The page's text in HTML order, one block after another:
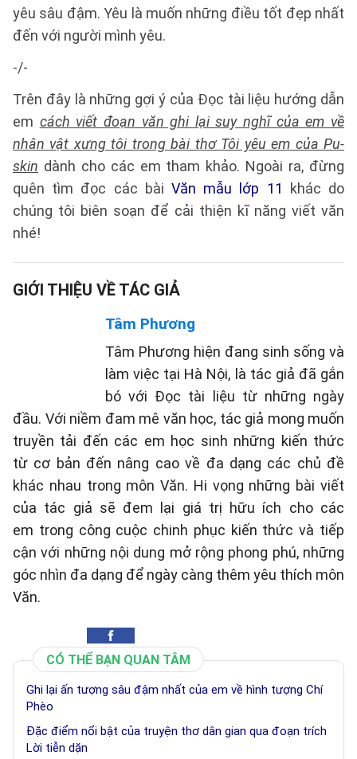
yêu sâu đậm. Yêu là muốn những điều tốt đẹp nhất
đến với người mình yêu.
-/-
Trên đây là những gợi ý của Đọc tài liệu hướng dẫn
em cách viết đoạn văn ghi lại suy nghĩ của em về
nhân vật xưng tôi trong bài thơ Tôi yêu em của Pu-
skin dành cho các em tham khảo. Ngoài ra, đừng
quên tìm đọc các bài Văn mẫu lớp 11
khác do
chúng tôi biên soạn để cải thiện kĩ năng viết văn
nhé!
GIỚI THIỆU VỀ TÁC GIẢ
Tâm Phương
Tâm Phương hiện đang sinh sống và
làm việc tại Hà Nội, là tác giả đã gắn
bó với Đọc tài liệu từ những ngày
đầu. Với niềm đam mê văn học, tác giả mong muốn
truyền tải đến các em học sinh những kiến thức
từ cơ bản đến nâng cao về đa dạng các chủ đề
khác nhau trong môn Văn. Hi vọng những bài viết
của tác giả sẽ đem lại giá trị hữu ích cho các
em trong công cuộc chinh phục kiến thức và tiếp
cận với những nội dung mở rộng phong phú, những
góc nhìn đa dạng để ngày càng thêm yêu thích môn
Văn.
CÓ THỂ BẠN QUAN TÂM
Ghi lại ấn tượng sâu đậm nhất của em về hình tượng Chí
Phèo
Đặc điểm nổi bật của truyện thơ dân gian qua đoạn trích
Lời tiễn dặn